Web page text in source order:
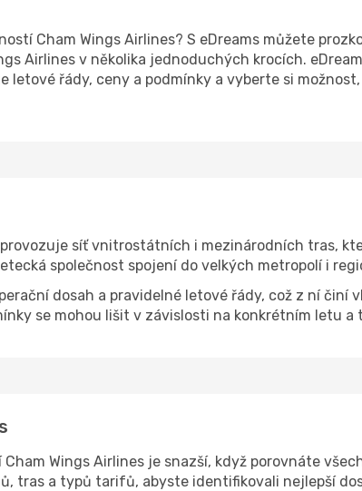
Cham Wings Airlines? S eDreams můžete
Airlines v několika jednoduchých krocích.
řády, ceny a podmínky a vyberte si
provozuje síť vnitrostátních i mezinárodních tras,
společnost spojení do velkých metropolí i
dosah a pravidelné letové řády, což z ní činí
se mohou lišit v závislosti na konkrétním letu a
Wings Airlines je snazší, když porovnáte
tras a typů tarifů, abyste identifikovali nejlepší